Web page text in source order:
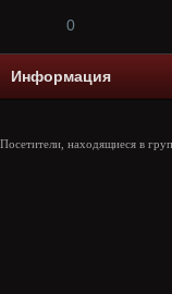
0
Информация
Посетители, находящиеся в